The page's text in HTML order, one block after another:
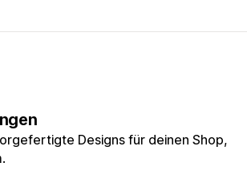
Designs für deinen Shop,